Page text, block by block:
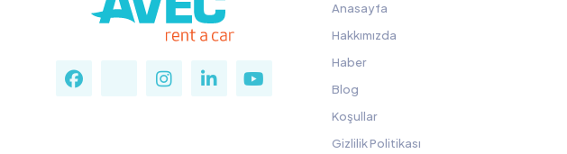
Anasayfa
Hakkımızda
Haber
Blog
Koşullar
Gizlilik Politikası